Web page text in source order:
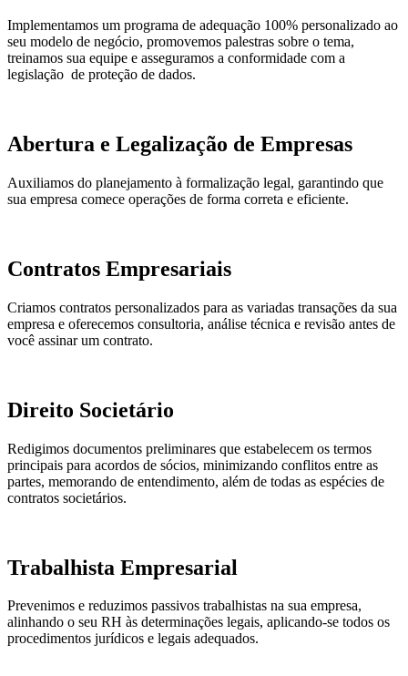
Implementamos um programa de adequação 100% personalizado ao
seu modelo de negócio, promovemos palestras sobre o tema,
treinamos sua equipe e asseguramos a conformidade com a
legislação de proteção de dados.
Abertura e Legalização de Empresas
Auxiliamos do planejamento à formalização legal, garantindo que
sua empresa comece operações de forma correta e eficiente.
Contratos Empresariais
Criamos contratos personalizados para as variadas transações da sua
empresa e oferecemos consultoria, análise técnica e revisão antes de
você assinar um contrato.
Direito Societário
Redigimos documentos preliminares que estabelecem os termos
principais para acordos de sócios, minimizando conflitos entre as
partes, memorando de entendimento, além de todas as espécies de
contratos societários.
Trabalhista Empresarial
Prevenimos e reduzimos passivos trabalhistas na sua empresa,
alinhando o seu RH às determinações legais, aplicando-se todos os
procedimentos jurídicos e legais adequados.